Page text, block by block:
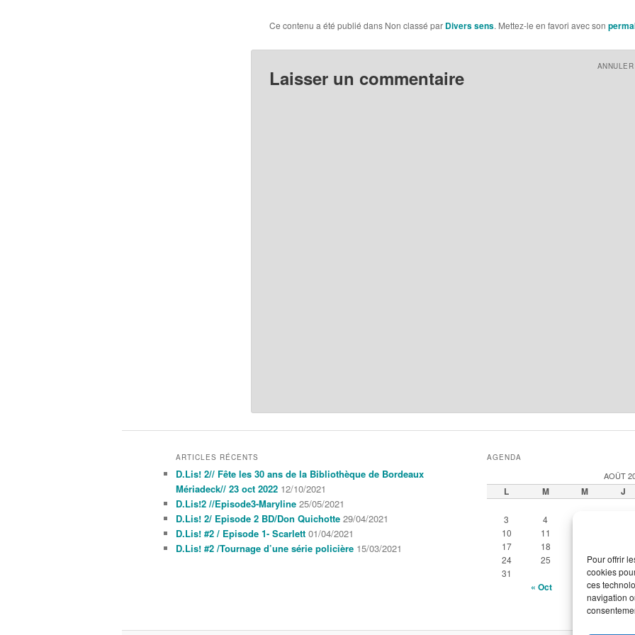
Ce contenu a été publié dans Non classé par Divers sens. Mettez-le en favori avec son
Laisser un commentaire
ARTICLES RÉCENTS
D.Lis! 2// Fête les 30 ans de la Bibliothèque de Bordeaux
Mériadeck// 23 oct 2022 12/10/2021
D.Lis!2 //Episode3-Maryline 25/05/2021
D.Lis! 2/ Episode 2 BD/Don Quichotte 29/04/2021
D.Lis! #2 / Episode 1- Scarlett 01/04/2021
D.Lis! #2 /Tournage d’une série policière 15/03/2021
AGENDA
AOÛT
L M M J
3
4
10
11
17
18
24
25 26 27
31
« Oct
Pour offrir
cookies
ces
navigation